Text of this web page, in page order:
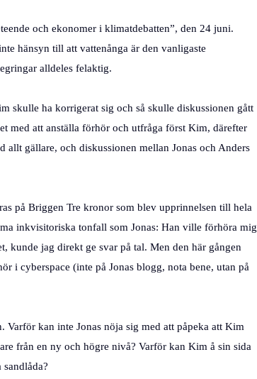
och ekonomer i klimatdebatten”, den 24 juni.
hänsyn till att vattenånga är den vanligaste
alldeles felaktig.
skulle ha korrigerat sig och så skulle diskussionen gått
med att anställa förhör och utfråga först Kim, därefter
gällare, och diskussionen mellan Jonas och Anders
på Briggen Tre kronor som blev upprinnelsen till hela
inkvisitoriska tonfall som Jonas: Han ville förhöra mig
kunde jag direkt ge svar på tal. Men den här gången
i cyberspace (inte på Jonas blogg, nota bene, utan på
Varför kan inte Jonas nöja sig med att påpeka att Kim
från en ny och högre nivå? Varför kan Kim å sin sida